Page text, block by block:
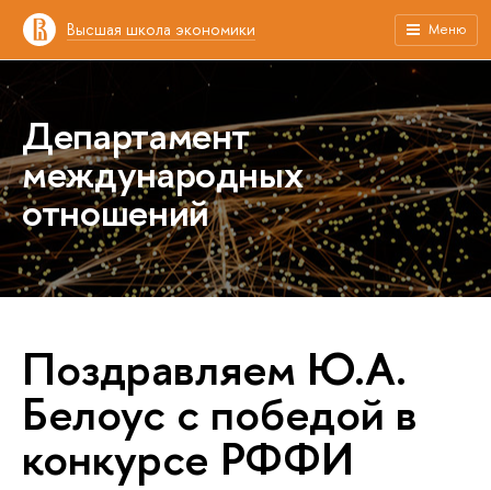
Высшая школа экономики Меню
Департамент
международных
отношений
Поздравляем Ю.А.
Белоус с победой в
конкурсе РФФИ